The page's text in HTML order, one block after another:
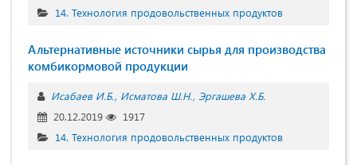
14. Технология продовольственных продуктов
Альтернативные источники сырья для производства
комбикормовой продукции
Исабаев И.Б. Исматова Ш.Н. Эргашева Х.Б.
20.12.2019
1917
14. Технология продовольственных продуктов